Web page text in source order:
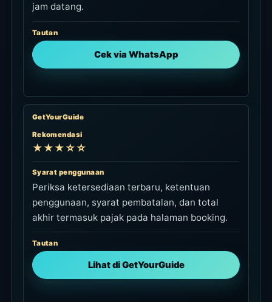
jam datang.
Tautan
Cek via WhatsApp
GetYourGuide
Rekomendasi
★★★☆☆
Syarat penggunaan
Periksa ketersediaan terbaru, ketentuan
penggunaan, syarat pembatalan, dan total
akhir termasuk pajak pada halaman booking.
Tautan
Lihat di GetYourGuide